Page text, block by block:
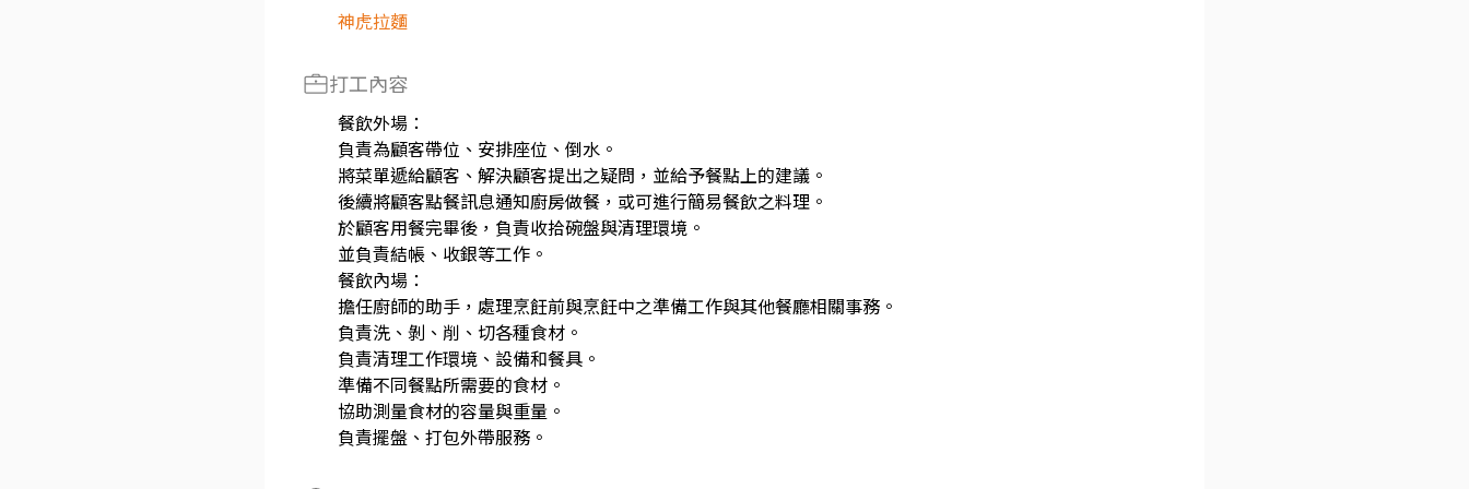
神虎拉麵
打工內容
餐飲外場：
負責為顧客帶位、安排座位、倒水。
將菜單遞給顧客、解決顧客提出之疑問，並給予餐點上的建議。
後續將顧客點餐訊息通知廚房做餐，或可進行簡易餐飲之料理。
於顧客用餐完畢後，負責收拾碗盤與清理環境。
並負責結帳、收銀等工作。
餐飲內場：
擔任廚師的助手，處理烹飪前與烹飪中之準備工作與其他餐廳相關事務。
負責洗、剝、削、切各種食材。
負責清理工作環境、設備和餐具。
準備不同餐點所需要的食材。
協助測量食材的容量與重量。
負責擺盤、打包外帶服務。